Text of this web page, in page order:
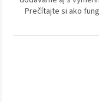
Prečítajte si ako